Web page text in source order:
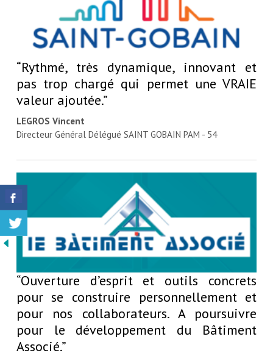
“Rythmé, très dynamique, innovant et
pas trop chargé qui permet une VRAIE
valeur ajoutée.”
LEGROS Vincent
Directeur Général Délégué SAINT GOBAIN PAM - 54
“Ouverture d’esprit et outils concrets
pour se construire personnellement et
pour nos collaborateurs. A poursuivre
pour le développement du Bâtiment
Associé.”